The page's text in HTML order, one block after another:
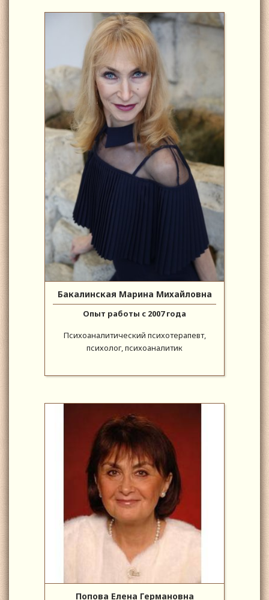
Бакалинская Марина Михайловна
Опыт работы с 2007 года
Психоаналитический психотерапевт,
психолог, психоаналитик
Попова Елена Германовна